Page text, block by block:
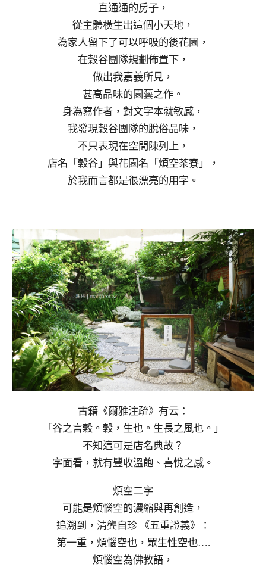
直通通的房子，
從主體橫生出這個小天地，
為家人留下了可以呼吸的後花園，
在穀谷團隊規劃佈置下，
做出我嘉義所見，
甚高品味的園藝之作。
身為寫作者，對文字本就敏感，
我發現穀谷團隊的脫俗品味，
不只表現在空間陳列上，
店名「穀谷」與花園名「煩空茶寮」，
於我而言都是很漂亮的用字。
古籍《爾雅注疏》有云：
「谷之言穀。穀，生也。生長之風也。」
不知這可是店名典故？
字面看，就有豐收溫飽、喜悅之感。
煩空二字
可能是煩惱空的濃縮與再創造，
追溯到，清龔自珍 《五重證義》：
第一重，煩惱空也，眾生性空也….
煩惱空為佛教語，